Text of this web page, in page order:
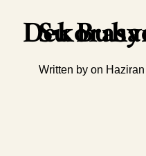
Su Buharli
Written by on